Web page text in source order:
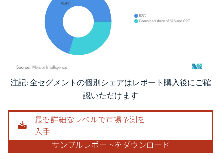
画像 © Mordor Intelligence。再利用にはCC BY 4.0の表示が必要です。
注記: 全セグメントの個別シェアはレポート購入後にご確
認いただけます